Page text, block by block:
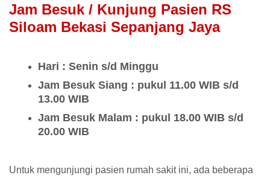
Jam Besuk / Kunjung Pasien RS
Siloam Bekasi Sepanjang Jaya
Hari : Senin s/d Minggu
Jam Besuk Siang : pukul 11.00 WIB s/d
13.00 WIB
Jam Besuk Malam : pukul 18.00 WIB s/d
20.00 WIB
Untuk mengunjungi pasien rumah sakit ini, ada beberapa